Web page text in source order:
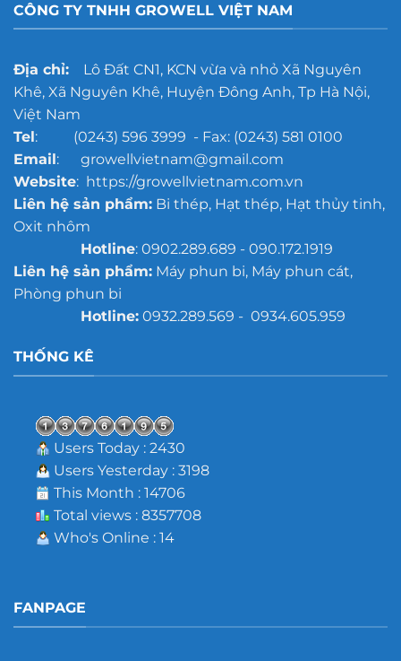
CÔNG TY TNHH GROWELL VIỆT NAM
Địa chỉ:Lô Đất CN1, KCN vừa và nhỏ Xã Nguyên
Khê, Xã Nguyên Khê, Huyện Đông Anh, Tp Hà Nội,
Việt Nam
Tel: (0243) 596 3999 - Fax: (0243) 581 0100
Email: growellvietnam@gmail.com
Website: https://growellvietnam.com.vn
Liên hệ sản phẩm:Bi thép, Hạt thép, Hạt thủy tinh,
Oxit nhôm
Hotline: 0902.289.689 - 090.172.1919
Liên hệ sản phẩm:Máy phun bi, Máy phun cát,
Phòng phun bi
Hotline:0932.289.569 - 0934.605.959
THỐNG KÊ
Users Today : 2430
Users Yesterday : 3198
This Month : 14706
Total views : 8357708
Who's Online : 14
FANPAGE